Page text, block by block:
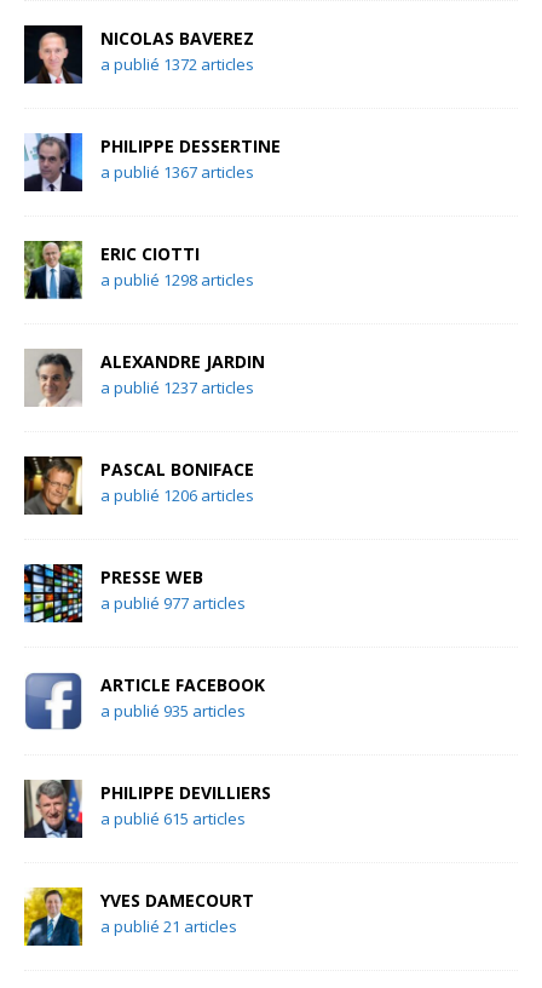
NICOLAS BAVEREZ
a publié 1372 articles
PHILIPPE DESSERTINE
a publié 1367 articles
ERIC CIOTTI
a publié 1298 articles
ALEXANDRE JARDIN
a publié 1237 articles
PASCAL BONIFACE
a publié 1206 articles
PRESSE WEB
a publié 977 articles
ARTICLE FACEBOOK
a publié 935 articles
PHILIPPE DEVILLIERS
a publié 615 articles
YVES DAMECOURT
a publié 21 articles